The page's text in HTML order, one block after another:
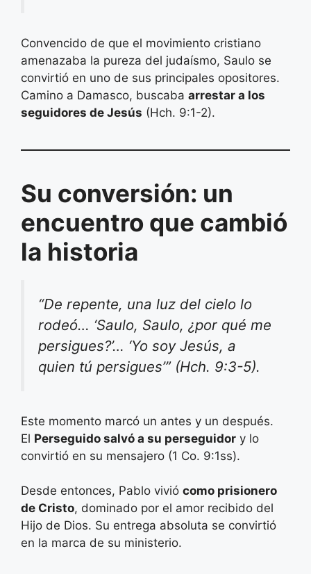
Convencido de que el movimiento cristiano
amenazaba la pureza del judaísmo, Saulo se
convirtió en uno de sus principales opositores.
Camino a Damasco, buscaba arrestar a los
seguidores de Jesús (Hch. 9:1-2).
Su conversión: un
encuentro que cambió
la historia
“De repente, una luz del cielo lo
rodeó… ‘Saulo, Saulo, ¿por qué me
persigues?’… ‘Yo soy Jesús, a
quien tú persigues’” (Hch. 9:3-5).
Este momento marcó un antes y un después.
El Perseguido salvó a su perseguidor y lo
convirtió en su mensajero (1 Co. 9:1ss).
Desde entonces, Pablo vivió como prisionero
de Cristo, dominado por el amor recibido del
Hijo de Dios. Su entrega absoluta se convirtió
en la marca de su ministerio.